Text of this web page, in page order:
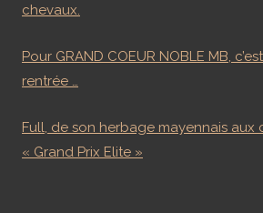
chevaux.
Pour GRAND COEUR NOBLE MB,
rentrée …
Full, de son herbage mayennais aux
« Grand Prix Elite »